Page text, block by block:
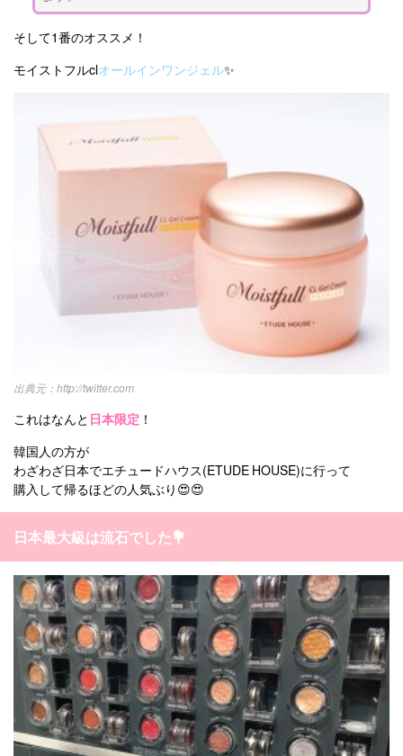
そして1番のオススメ！
モイストフルclオールインワンジェル✨
http://twitter.com
これはなんと 日本限定 ！
韓国人の方が
わざわざ日本でエチュードハウス(ETUDE HOUSE)に行って
購入して帰るほどの人気ぶり😍😍
日本最大級は流石でした💐